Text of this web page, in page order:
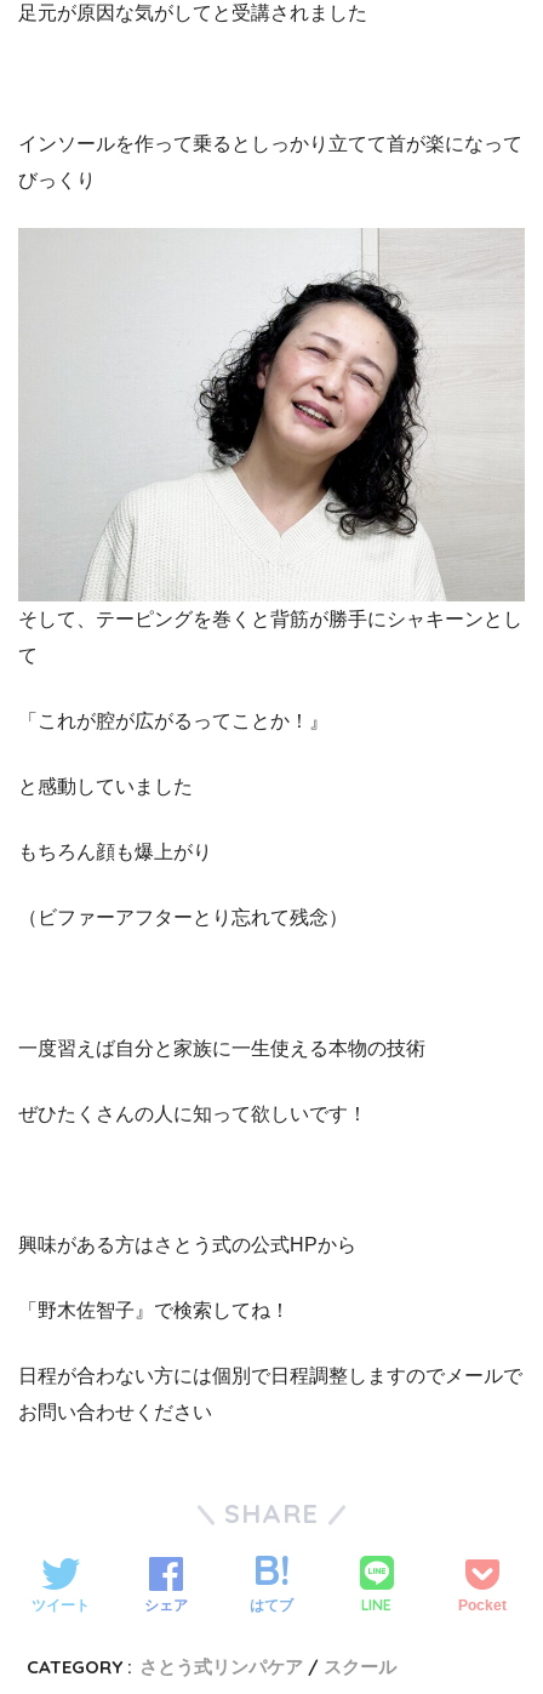
足元が原因な気がしてと受講されました
インソールを作って乗るとしっかり立てて首が楽になって
びっくり
そして、テーピングを巻くと背筋が勝手にシャキーンとし
て
「これが腔が広がるってことか！』
と感動していました
もちろん顔も爆上がり
（ビファーアフターとり忘れて残念）
一度習えば自分と家族に一生使える本物の技術
ぜひたくさんの人に知って欲しいです！
興味がある方はさとう式の公式HPから
「野木佐智子』で検索してね！
日程が合わない方には個別で日程調整しますのでメールで
お問い合わせください
SHARE
ツイート シェア はてブ LINE Pocket
CATEGORY : さとう式リンパケア スクール